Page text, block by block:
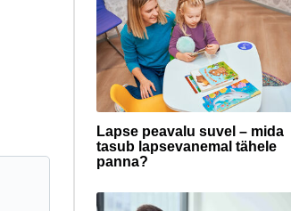
Lapse peavalu suvel – mida
tasub lapsevanemal tähele
panna?